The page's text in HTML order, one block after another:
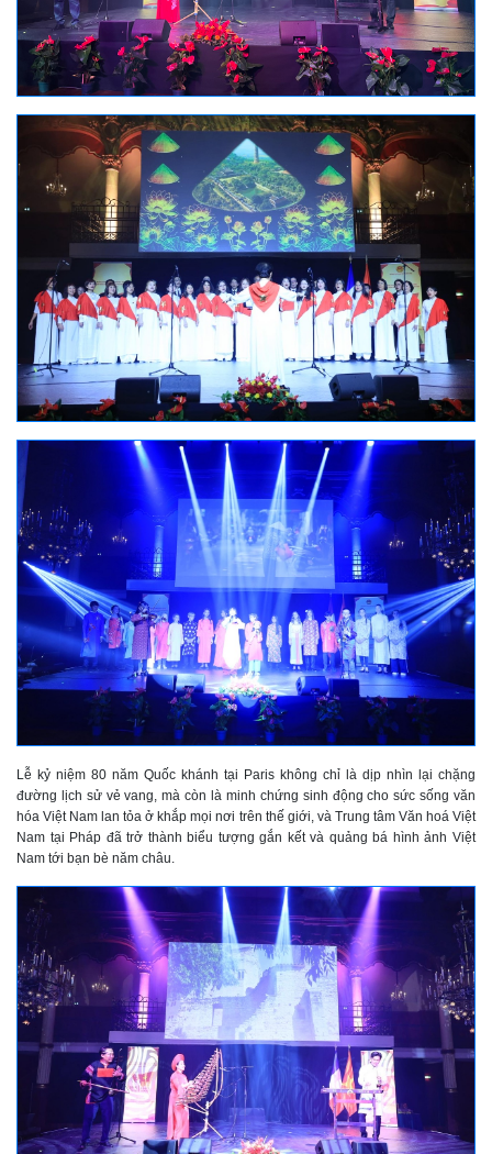
Lễ kỷ niệm 80 năm Quốc khánh tại Paris không chỉ là dịp nhìn lại chặng
đường lịch sử vẻ vang, mà còn là minh chứng sinh động cho sức sống văn
hóa Việt Nam lan tỏa ở khắp mọi nơi trên thế giới, và Trung tâm Văn hoá Việt
Nam tại Pháp đã trở thành biểu tượng gắn kết và quảng bá hình ảnh Việt
Nam tới bạn bè năm châu.